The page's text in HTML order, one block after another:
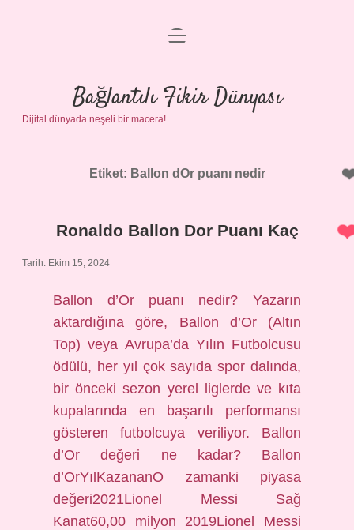
Anasayfa
Gizlilik Politikası
Yasal Uyarı
menüyü
Bağlantılı Fikir Dünyası
Dijital dünyada neşeli bir macera!
Etiket: Ballon dOr puanı nedir
Ronaldo Ballon Dor Puanı Kaç
Tarih: Ekim 15, 2024
Ballon d’Or puanı nedir? Yazarın
aktardığına göre, Ballon d’Or (Altın
Top) veya Avrupa’da Yılın Futbolcusu
ödülü, her yıl çok sayıda spor dalında,
bir önceki sezon yerel liglerde ve kıta
kupalarında en başarılı performansı
gösteren futbolcuya veriliyor. Ballon
d’Or değeri ne kadar? Ballon
d’OrYılKazananO zamanki piyasa
değeri2021Lionel Messi Sağ
Kanat60,00 milyon 2019Lionel Messi